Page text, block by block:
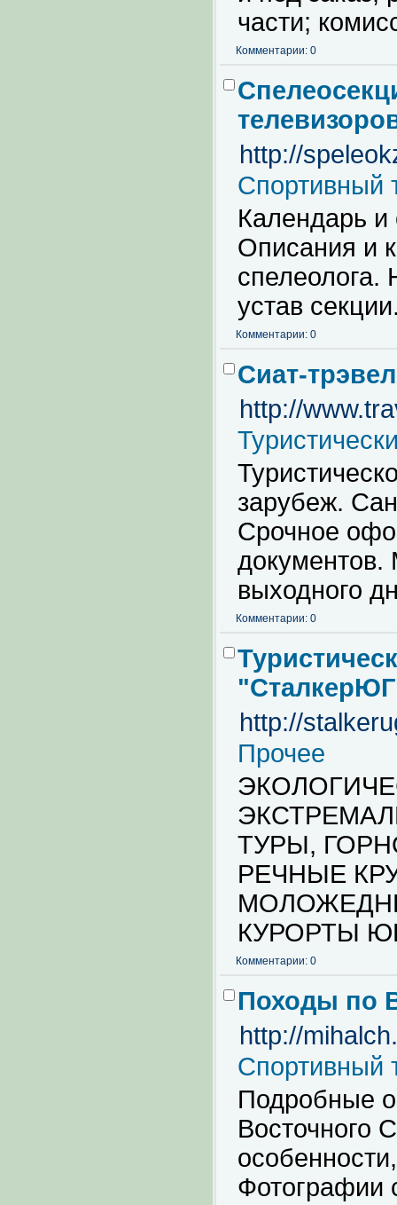
части;
Комментарии: 0
http://
Спортивный
Календарь и
Описания и
спелеолога.
устав
Комментарии: 0
Сиат-
http://
зарубеж.
Срочное
выходного
Комментарии: 0
http://
Прочее
ТУРЫ,
РЕЧНЫЕ
КУРОРТЫ
Комментарии: 0
Походы по
http://
Спортивный
Подробные
Восточного
Фотографии